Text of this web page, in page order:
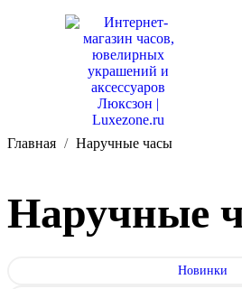
Главная Наручные часы
Наручные
Новинки